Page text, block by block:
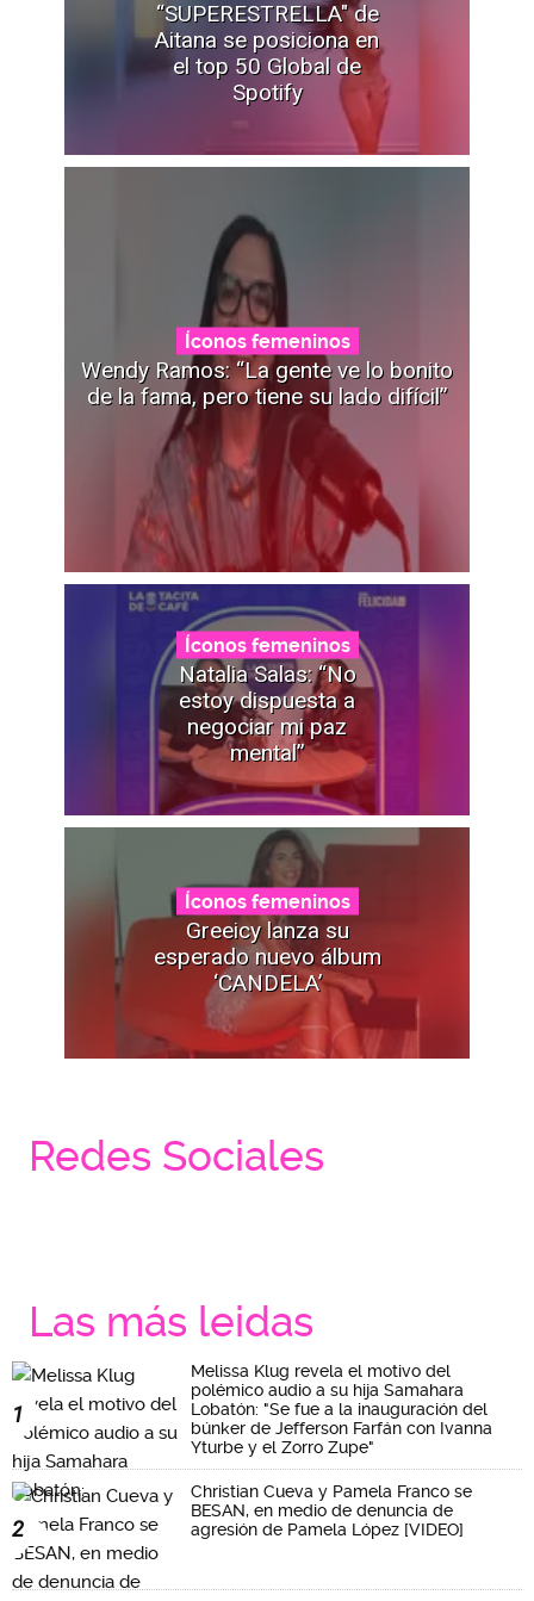
“SUPERESTRELLA" de
Aitana se posiciona en
el top 50 Global de
Spotify
Íconos femeninos
Wendy Ramos: “La gente ve lo bonito
de la fama, pero tiene su lado difícil”
Íconos femeninos
Natalia Salas: “No
estoy dispuesta a
negociar mi paz
mental”
Íconos femeninos
Greeicy lanza su
esperado nuevo álbum
‘CANDELA’
Redes Sociales
Las más leidas
1
Melissa Klug revela el motivo del
polémico audio a su hija Samahara
Lobatón: "Se fue a la inauguración del
búnker de Jefferson Farfán con Ivanna
Yturbe y el Zorro Zupe"
2
Christian Cueva y Pamela Franco se
BESAN, en medio de denuncia de
agresión de Pamela López [VIDEO]